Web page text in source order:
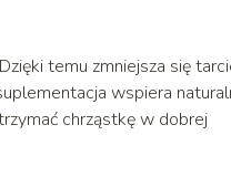
temu zmniejsza się
wspiera
chrząstkę w dobrej